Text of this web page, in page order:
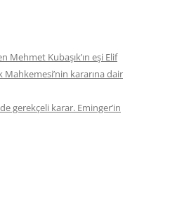
Kubaşık’ın eşi Elif
Mahkemesi’nin kararına dair
gerekçeli karar. Eminger’in